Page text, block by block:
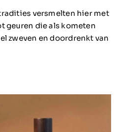
versmelten hier met
geuren die als kometen
zweven en doordrenkt van